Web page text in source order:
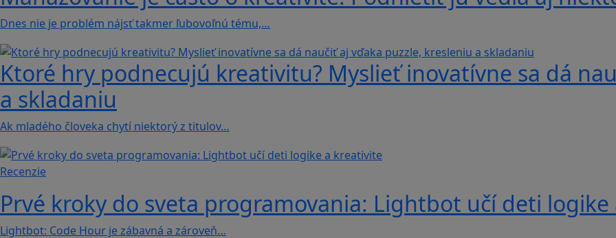
Dnes nie je problém nájsť takmer ľubovoľnú tému,…
Ktoré hry podnecujú kreativitu? Myslieť inovatívne sa dá
a skladaniu
Ak mladého človeka chytí niektorý z titulov…
Recenzie
Prvé kroky do sveta programovania: Lightbot učí deti
Lightbot: Code Hour je zábavná a zároveň…